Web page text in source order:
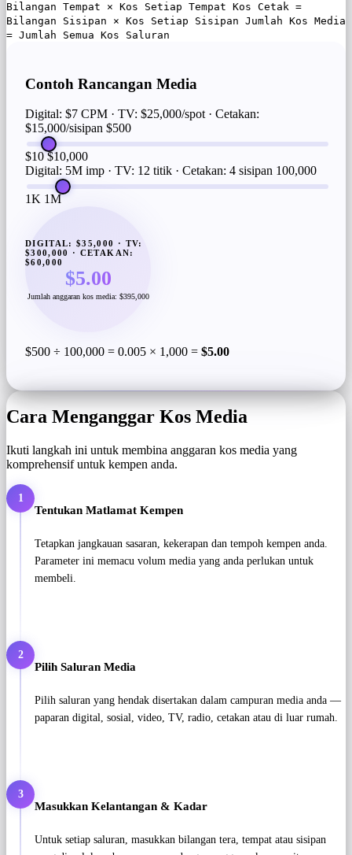
Bilangan Tempat × Kos Setiap Tempat Kos Cetak =
Bilangan Sisipan × Kos Setiap Sisipan Jumlah Kos Media
= Jumlah Semua Kos Saluran
Contoh Rancangan Media
Digital: $7 CPM · TV: $25,000/spot · Cetakan:
$15,000/sisipan $500
$10 $10,000
Digital: 5M imp · TV: 12 titik · Cetakan: 4 sisipan 100,000
1K 1M
DIGITAL: $35,000 · TV:
$300,000 · CETAKAN:
$60,000
$5.00
Jumlah anggaran kos media: $395,000
$500 ÷ 100,000 = 0.005 × 1,000 = $5.00
Cara Menganggar Kos Media
Ikuti langkah ini untuk membina anggaran kos media yang
komprehensif untuk kempen anda.
1
Tentukan Matlamat Kempen
Tetapkan jangkauan sasaran, kekerapan dan tempoh kempen anda.
Parameter ini memacu volum media yang anda perlukan untuk
membeli.
2
Pilih Saluran Media
Pilih saluran yang hendak disertakan dalam campuran media anda —
paparan digital, sosial, video, TV, radio, cetakan atau di luar rumah.
3
Masukkan Kelantangan & Kadar
Untuk setiap saluran, masukkan bilangan tera, tempat atau sisipan